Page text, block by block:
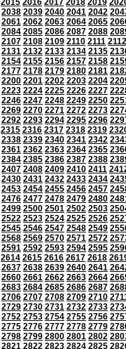
2015 2016 2017 2018 2019
2038 2039 2040 2041 2042
2061 2062 2063 2064 2065
2084 2085 2086 2087 2088
2107 2108 2109 2110 2111 2112
2131 2132 2133 2134 2135
2154 2155 2156 2157 2158
2177 2178 2179 2180 2181
2200 2201 2202 2203 2204
2223 2224 2225 2226 2227
2246 2247 2248 2249 2250
2269 2270 2271 2272 2273
2292 2293 2294 2295 2296
2315 2316 2317 2318 2319
2338 2339 2340 2341 2342
2361 2362 2363 2364 2365
2384 2385 2386 2387 2388
2407 2408 2409 2410 2411
2430 2431 2432 2433 2434
2453 2454 2455 2456 2457
2476 2477 2478 2479 2480
2499 2500 2501 2502 2503
2522 2523 2524 2525 2526
2545 2546 2547 2548 2549
2568 2569 2570 2571 2572
2591 2592 2593 2594 2595
2614 2615 2616 2617 2618
2637 2638 2639 2640 2641
2660 2661 2662 2663 2664
2683 2684 2685 2686 2687
2706 2707 2708 2709 2710
2729 2730 2731 2732 2733
2752 2753 2754 2755 2756
2775 2776 2777 2778 2779
2798 2799 2800 2801 2802
2821 2822 2823 2824 2825